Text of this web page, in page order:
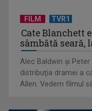
Vizită regală în Irlanda
FILM TVR1
Cate Blanchett
sâmbătă seară,
Alec Baldwin şi
distribuţia dramei a
Allen. Vedem filmul